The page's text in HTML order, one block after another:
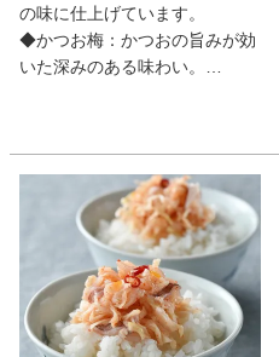
の味に仕上げています。
◆かつお梅：かつおの旨みが効
いた深みのある味わい。
すっきりとした味わい。
一粒ずつ個包装し衛生的で、お
好きなときにお好きな分だけお
楽しみいただけます。